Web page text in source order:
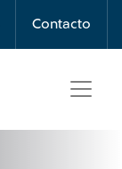
Contacto